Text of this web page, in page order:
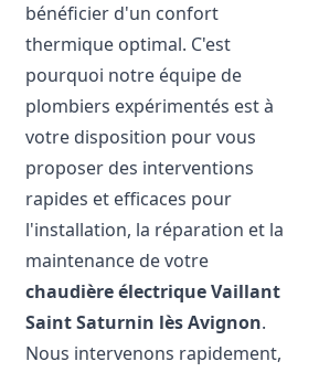
bénéficier d'un confort
thermique optimal. C'est
pourquoi notre équipe de
plombiers expérimentés est à
votre disposition pour vous
proposer des interventions
rapides et efficaces pour
l'installation, la réparation et la
maintenance de votre
chaudière électrique Vaillant
Saint Saturnin lès Avignon.
Nous intervenons rapidement,